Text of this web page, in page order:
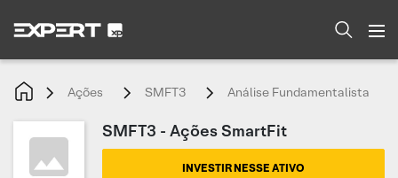
Ações SMFT3 Análise Fundamentalista
SMFT3 - Ações SmartFit
INVESTIR NESSE ATIVO